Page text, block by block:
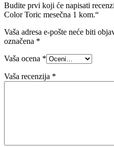
Budite prvi koji će napisati
Color Toric mesečna 1 kom.“
Vaša adresa e-pošte neće biti
označena *
Vaša ocena *
Vaša recenzija *